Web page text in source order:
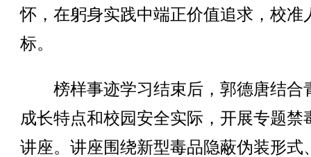
怀，在躬身实践中端正价值追求，校准
标。
榜样事迹学习结束后，郭德唐结合
成长特点和校园安全实际，开展专题禁
讲座。讲座围绕新型毒品隐蔽伪装形式